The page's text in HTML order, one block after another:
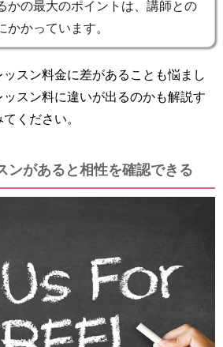
かの最大のポイントは、講師との
かかっています。
スン料金に差があることも悩まし
スン料に違いが出るのかも解説す
ください。
ンがあると相性を確認できる